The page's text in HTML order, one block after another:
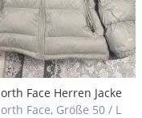
Face Herren Jacke
Face, Größe 50 / L